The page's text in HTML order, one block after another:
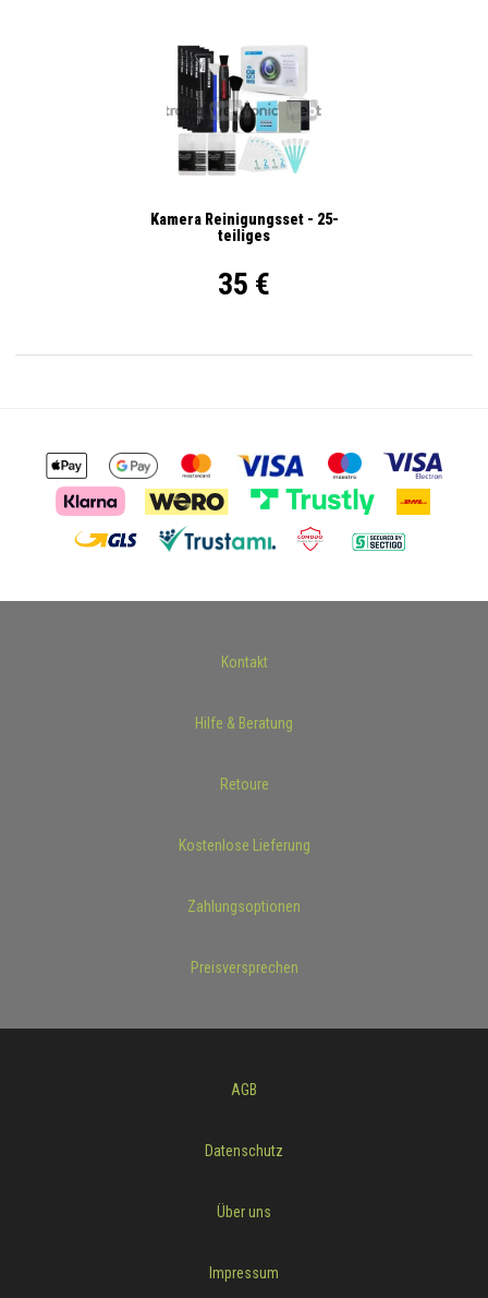
Kamera Reinigungsset - 25-
teiliges
35 €
Kontakt
Hilfe & Beratung
Retoure
Kostenlose Lieferung
Zahlungsoptionen
Preisversprechen
AGB
Datenschutz
Über uns
Impressum